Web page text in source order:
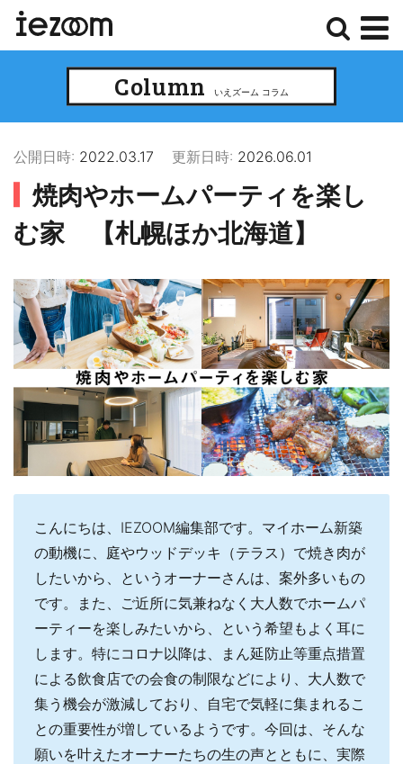
ュ
Column いえズーム コラム
公開日時: 2022.03.17 更新日時: 2026.06.01
焼肉やホームパーティを楽し
む家 【札幌ほか北海道】
こんにちは、IEZOOM編集部です。マイホーム新築
の動機に、庭やウッドデッキ（テラス）で焼き肉が
したいから、というオーナーさんは、案外多いもの
です。また、ご近所に気兼ねなく大人数でホームパ
ーティーを楽しみたいから、という希望もよく耳に
します。特にコロナ以降は、まん延防止等重点措置
による飲食店での会食の制限などにより、大人数で
集う機会が激減しており、自宅で気軽に集まれるこ
との重要性が増しているようです。今回は、そんな
願いを叶えたオーナーたちの生の声とともに、実際